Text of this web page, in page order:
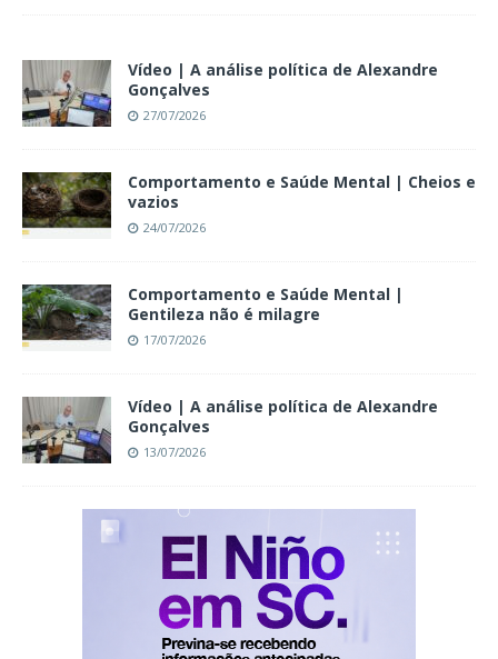
Vídeo | A análise política de Alexandre
Gonçalves
27/07/2026
Comportamento e Saúde Mental | Cheios e
vazios
24/07/2026
Comportamento e Saúde Mental |
Gentileza não é milagre
17/07/2026
Vídeo | A análise política de Alexandre
Gonçalves
13/07/2026